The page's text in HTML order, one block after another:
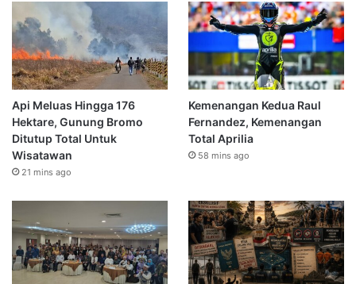
Api Meluas Hingga 176
Hektare, Gunung Bromo
Ditutup Total Untuk
Wisatawan
21 mins ago
Kemenangan Kedua Raul
Fernandez, Kemenangan
Total Aprilia
58 mins ago